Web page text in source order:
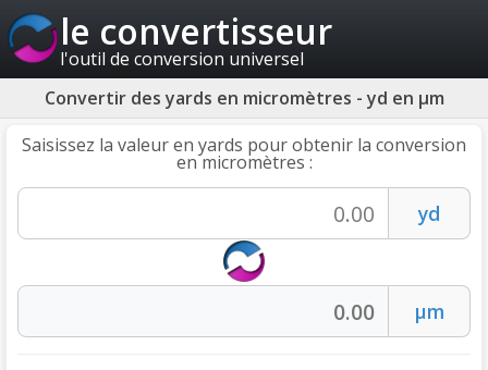
le convertisseur
l'outil de conversion universel
Convertir des yards en micromètres - yd en µm
Saisissez la valeur en yards pour obtenir la conversion
en micromètres :